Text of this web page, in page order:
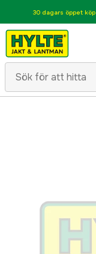
30 dagars öppet köp